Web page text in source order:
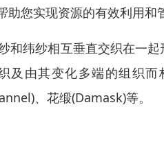
您实现资源的有效利用和
和纬纱相互垂直交织在一
及由其变化多端的组织
、花缎(Damask)等。